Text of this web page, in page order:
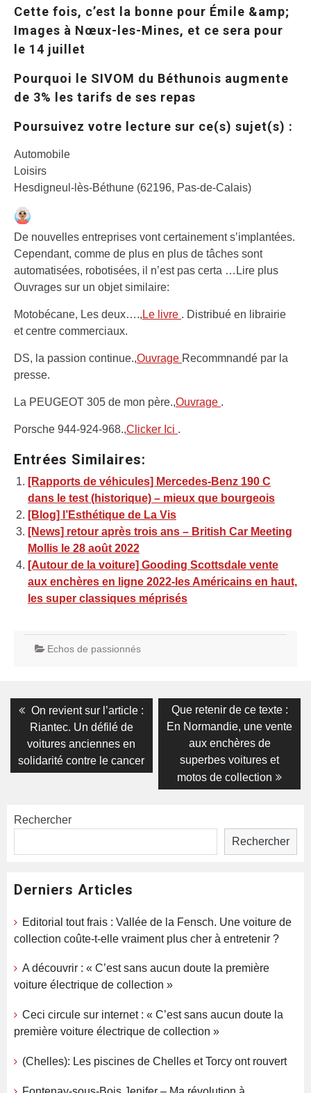
Cette fois, c’est la bonne pour Émile &amp;
Images à Nœux-les-Mines, et ce sera pour
le 14 juillet
Pourquoi le SIVOM du Béthunois augmente
de 3% les tarifs de ses repas
Poursuivez votre lecture sur ce(s) sujet(s) :
Automobile
Loisirs
Hesdigneul-lès-Béthune (62196, Pas-de-Calais)
De nouvelles entreprises vont certainement s’implantées.
Cependant, comme de plus en plus de tâches sont
automatisées, robotisées, il n’est pas certa …Lire plus
Ouvrages sur un objet similaire:
Motobécane, Les deux…., Le livre . Distribué en librairie
et centre commerciaux.
DS, la passion continue.,Ouvrage Recommnandé par la
presse.
La PEUGEOT 305 de mon père.,Ouvrage .
Porsche 944-924-968.,Clicker Ici .
Entrées Similaires:
[Rapports de véhicules] Mercedes-Benz 190 C
dans le test (historique) – mieux que bourgeois
[Blog] l’Esthétique de La Vis
[News] retour après trois ans – British Car Meeting
Mollis le 28 août 2022
[Autour de la voiture] Gooding Scottsdale vente
aux enchères en ligne 2022-les Américains en haut,
les super classiques méprisés
Echos de passionnés
Navigation
l’article
Previous
post:
On revient sur l’article :
Riantec. Un défilé de
voitures anciennes en
solidarité contre le cancer
Next
post:
Que retenir de ce texte :
En Normandie, une vente
aux enchères de
superbes voitures et
motos de collection
Rechercher
Rechercher
Derniers Articles
Editorial tout frais : Vallée de la Fensch. Une voiture de
collection coûte-t-elle vraiment plus cher à entretenir ?
A découvrir : « C’est sans aucun doute la première
voiture électrique de collection »
Ceci circule sur internet : « C’est sans aucun doute la
première voiture électrique de collection »
(Chelles): Les piscines de Chelles et Torcy ont rouvert